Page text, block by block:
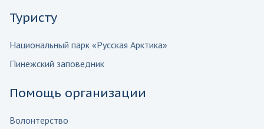
Туристу
Национальный парк «Русская Арктика»
Пинежский заповедник
Помощь организации
Волонтерство